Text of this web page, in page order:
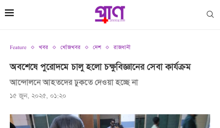
Feature খবর খোঁজখবর দেশ রাজধানী
অবশেষে পুরোদমে চালু হলো চক্ষুবিজ্ঞানের সেবা কার্যক্রম
আন্দোলনে আহতদের ঢুকতে দেওয়া হচ্ছে না
১৫ জুন, ২০২৫, ০১:২০